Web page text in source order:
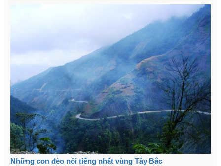
Những con đèo nổi tiếng nhất vùng Tây Bắc